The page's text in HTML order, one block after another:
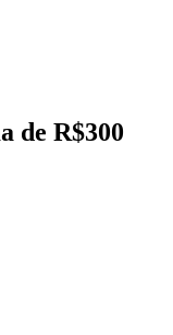
de R$300